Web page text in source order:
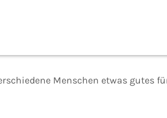
Menschen etwas gutes